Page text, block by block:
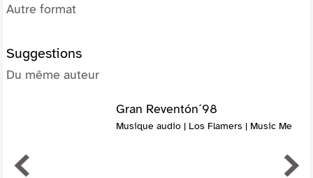
Autre format
Suggestions
Du même auteur
Gran Reventón´98
Musique audio | Los Flamers | Music Me